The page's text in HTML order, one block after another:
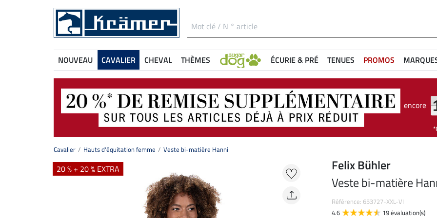
NOUVEAU CAVALIER CHEVAL THÈMES ÉCURIE & PRÉ TENUES PROMOS
encore
Cavalier Hauts d'équitation femme Veste bi-matière Hanni
20 % + 20 % EXTRA
Felix Bühler
Veste bi-matière
Référence: 653727-XXL-VI
4.6
19 évaluation(s)